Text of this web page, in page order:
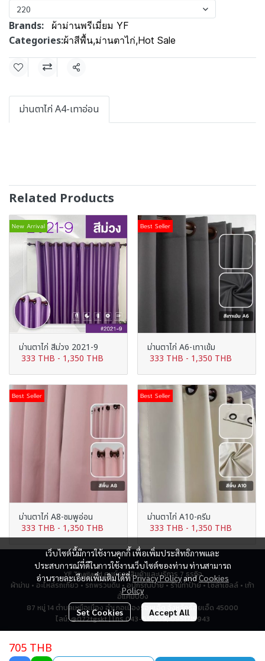
220
Brands: ผ้าม่านพรีเมี่ยม YF
Categories:ผ้าสีพื้น,ม่านตาไก่,Hot Sale
Share
ม่านตาไก่ A4-เทาอ่อน
Related Products
New Arrival
ม่านตาไก่ สีม่วง 2021-9
333 THB - 1,350 THB
Best Seller
ม่านตาไก่ A6-เทาเข้ม
333 THB - 1,350 THB
Best Seller
ม่านตาไก่ A8-ชมพูอ่อน
333 THB - 1,350 THB
Best Seller
ม่านตาไก่ A10-ครีม
333 THB - 1,350 THB
705 THB
เว็บไซต์นี้มีการใช้งานคุกกี้ เพื่อเพิ่มประสิทธิภาพและ
ประสบการณ์ที่ดีในการใช้งานเว็บไซต์ของท่าน ท่านสามารถ
อ่านรายละเอียดเพิ่มเติมได้ที่Privacy PolicyandCookies
Policy
Set Cookies Accept All
YF Thailand ศูนย์รวมสินค้าและบริการ 7 ธุรกิจ
ผ้าม่าน • อะไหล่รถเกี่ยว • รถพรวนดิน • อุปกรณ์ป้าย • ร้านทำป้าย • โซล่าเซลล์ • เก้า
อี้แคมป์ปิ้ง
87 หมู่ 14 ตำบลเหนือเมือง อำเภอเมืองร้อยเอ็ด จังหวัดร้อยเอ็ด 45000
ไลน์: @072tgskt | โทร 043-518259, 0951715943
Total Visitor2,784,050